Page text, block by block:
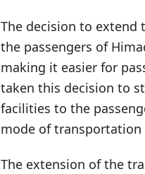
The decision to
the passengers of
making it easier for
taken this decision to
facilities to the
mode of transportation
The extension of the